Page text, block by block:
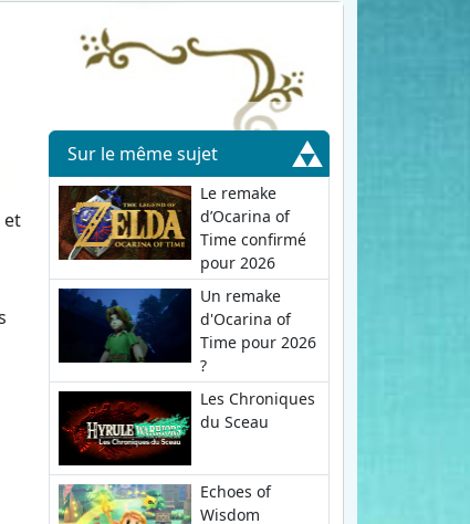
et
Sur le même sujet
Le remake
d’Ocarina of
Time confirmé
pour 2026
Un remake
d'Ocarina of
Time pour 2026
?
Les Chroniques
du Sceau
Echoes of
Wisdom